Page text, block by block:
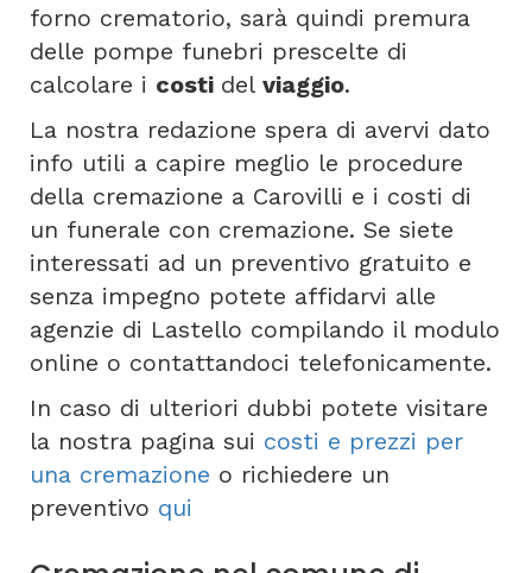
forno crematorio, sarà quindi premura
delle pompe funebri prescelte di
calcolare i costi del viaggio.
La nostra redazione spera di avervi dato
info utili a capire meglio le procedure
della cremazione a Carovilli e i costi di
un funerale con cremazione. Se siete
interessati ad un preventivo gratuito e
senza impegno potete affidarvi alle
agenzie di Lastello compilando il modulo
online o contattandoci telefonicamente.
In caso di ulteriori dubbi potete visitare
la nostra pagina sui costi e prezzi per
una cremazione o richiedere un
preventivo qui